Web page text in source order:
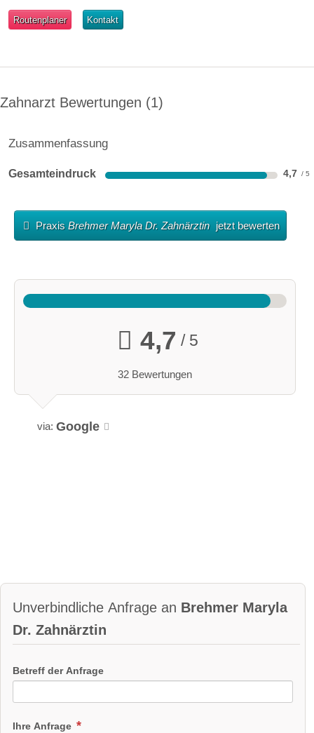
Routenplaner Kontakt
Zahnarzt Bewertungen 1
Zusammenfassung
Gesamteindruck 4,7
Praxis Brehmer Maryla Dr. Zahnärztin jetzt bewerten
4,7 / 5
32 Bewertungen
via: Google
Unverbindliche Anfrage an Brehmer Maryla
Dr. Zahnärztin
Betreff der Anfrage
Ihre Anfrage